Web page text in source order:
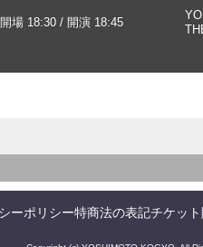
開場 18:30 / 開演 18:45
ーポリシー特商法の表記チケッ